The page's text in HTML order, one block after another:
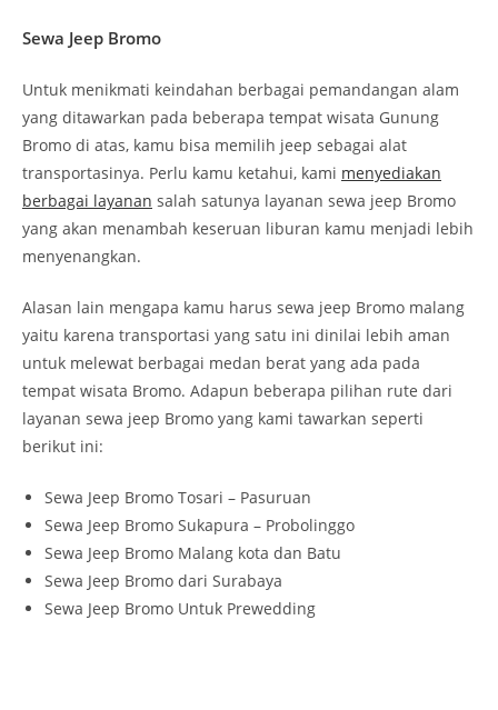
Sewa Jeep Bromo
Untuk menikmati keindahan berbagai pemandangan alam
yang ditawarkan pada beberapa tempat wisata Gunung
Bromo di atas, kamu bisa memilih jeep sebagai alat
transportasinya. Perlu kamu ketahui, kami menyediakan
berbagai layanan salah satunya layanan sewa jeep Bromo
yang akan menambah keseruan liburan kamu menjadi lebih
menyenangkan.
Alasan lain mengapa kamu harus sewa jeep Bromo malang
yaitu karena transportasi yang satu ini dinilai lebih aman
untuk melewat berbagai medan berat yang ada pada
tempat wisata Bromo. Adapun beberapa pilihan rute dari
layanan sewa jeep Bromo yang kami tawarkan seperti
berikut ini:
Sewa Jeep Bromo Tosari – Pasuruan
Sewa Jeep Bromo Sukapura – Probolinggo
Sewa Jeep Bromo Malang kota dan Batu
Sewa Jeep Bromo dari Surabaya
Sewa Jeep Bromo Untuk Prewedding